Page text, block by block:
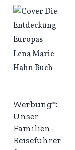
Werbung*:
Unser
Familien-
Reiseführer